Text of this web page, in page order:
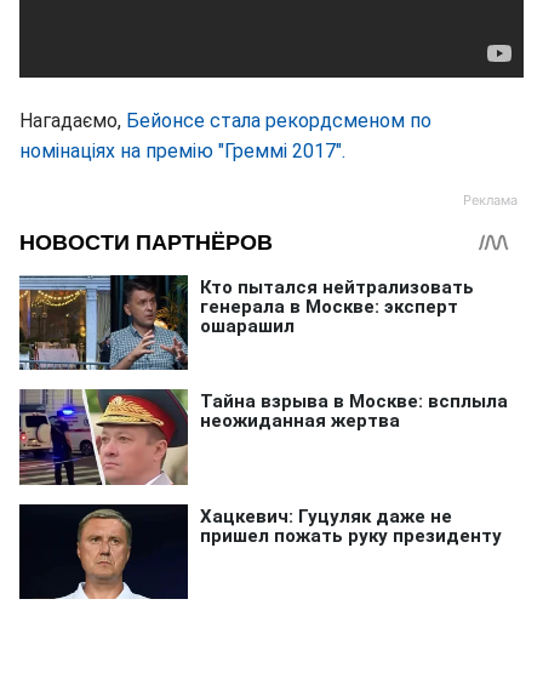
Нагадаємо, Бейонсе стала рекордсменом по
номінаціях на премію "Греммі 2017".